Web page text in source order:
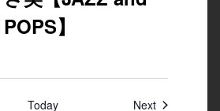
POPS】
Today NextEvents